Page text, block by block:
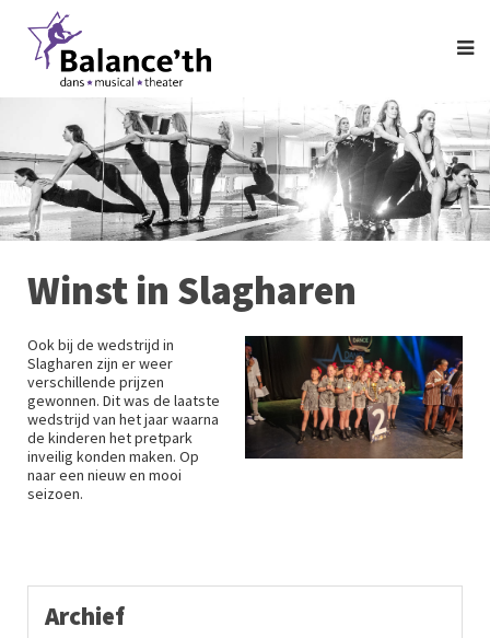
Winst in Slagharen
Ook bij de wedstrijd in
Slagharen zijn er weer
verschillende prijzen
gewonnen. Dit was de laatste
wedstrijd van het jaar waarna
de kinderen het pretpark
inveilig konden maken. Op
naar een nieuw en mooi
seizoen.
Archief